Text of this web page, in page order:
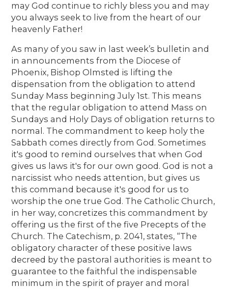
may God continue to richly bless you and may
you always seek to live from the heart of our
heavenly Father!
As many of you saw in last week’s bulletin and
in announcements from the Diocese of
Phoenix, Bishop Olmsted is lifting the
dispensation from the obligation to attend
Sunday Mass beginning July 1st. This means
that the regular obligation to attend Mass on
Sundays and Holy Days of obligation returns to
normal. The commandment to keep holy the
Sabbath comes directly from God. Sometimes
it's good to remind ourselves that when God
gives us laws it's for our own good. God is not a
narcissist who needs attention, but gives us
this command because it's good for us to
worship the one true God. The Catholic Church,
in her way, concretizes this commandment by
offering us the first of the five Precepts of the
Church. The Catechism, p. 2041, states, “The
obligatory character of these positive laws
decreed by the pastoral authorities is meant to
guarantee to the faithful the indispensable
minimum in the spirit of prayer and moral